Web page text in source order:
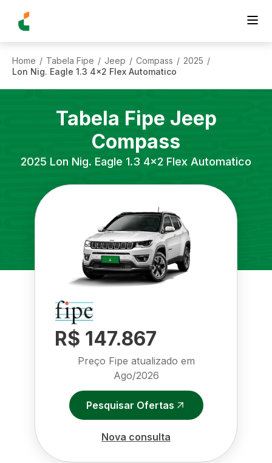
Home / Tabela Fipe / Jeep / Compass / 2025 /
Lon Nig. Eagle 1.3 4x2 Flex Automatico
Tabela Fipe Jeep
Compass
2025 Lon Nig. Eagle 1.3 4x2 Flex Automatico
R$ 147.867
Preço Fipe atualizado em
Ago/2026
Pesquisar Ofertas
Nova consulta